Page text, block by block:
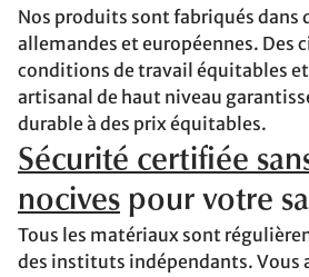
Nos produits sont fabriqués dans
allemandes et européennes. Des
conditions de travail équitables
artisanal de haut niveau
durable à des prix équitables.
Sécurité certifiée
nocives pour votre
Tous les matériaux sont
des instituts indépendants. Vous